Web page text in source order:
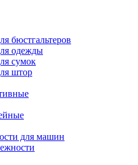
бюстгальтеров
одежды
сумок
штор
для машин